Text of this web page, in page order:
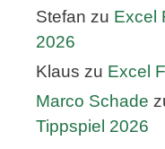
Stefan zu Excel
2026
Klaus zu Excel
Marco Schade
Tippspiel 2026